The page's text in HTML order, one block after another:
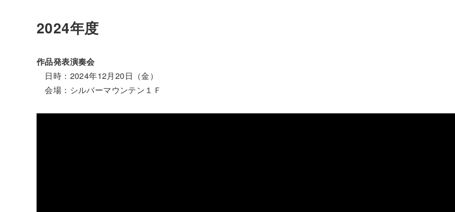
2024年度
作品発表演奏会
日時：2024年12月20日（金）
会場：シルバーマウンテン１Ｆ